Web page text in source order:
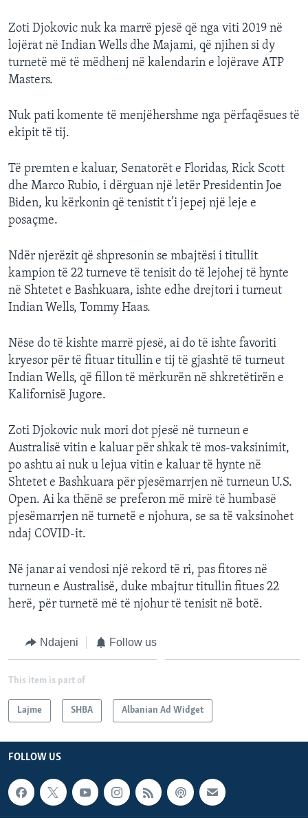
Zoti Djokovic nuk ka marrë pjesë që nga viti 2019 në
lojërat në Indian Wells dhe Majami, që njihen si dy
turnetë më të mëdhenj në kalendarin e lojërave ATP
Masters.
Nuk pati komente të menjëhershme nga përfaqësues të
ekipit të tij.
Të premten e kaluar, Senatorët e Floridas, Rick Scott
dhe Marco Rubio, i dërguan një letër Presidentin Joe
Biden, ku kërkonin që tenistit t’i jepej një leje e
posaçme.
Ndër njerëzit që shpresonin se mbajtësi i titullit
kampion të 22 turneve të tenisit do të lejohej të hynte
në Shtetet e Bashkuara, ishte edhe drejtori i turneut
Indian Wells, Tommy Haas.
Nëse do të kishte marrë pjesë, ai do të ishte favoriti
kryesor për të fituar titullin e tij të gjashtë të turneut
Indian Wells, që fillon të mërkurën në shkretëtirën e
Kalifornisë Jugore.
Zoti Djokovic nuk mori dot pjesë në turneun e
Australisë vitin e kaluar për shkak të mos-vaksinimit,
po ashtu ai nuk u lejua vitin e kaluar të hynte në
Shtetet e Bashkuara për pjesëmarrjen në turneun U.S.
Open. Ai ka thënë se preferon më mirë të humbasë
pjesëmarrjen në turnetë e njohura, se sa të vaksinohet
ndaj COVID-it.
Në janar ai vendosi një rekord të ri, pas fitores në
turneun e Australisë, duke mbajtur titullin fitues 22
herë, për turnetë më të njohur të tenisit në botë.
Ndajeni Follow us
This item is part of
Lajme SHBA Albanian Ad Widget
FOLLOW US